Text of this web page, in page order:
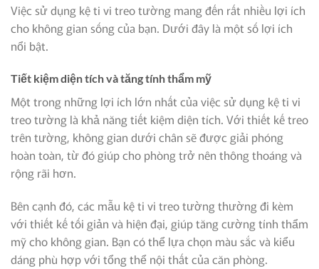
Việc sử dụng kệ ti vi treo tường mang đến rất nhiều lợi ích
cho không gian sống của bạn. Dưới đây là một số lợi ích
nổi bật.
Tiết kiệm diện tích và tăng tính thẩm mỹ
Một trong những lợi ích lớn nhất của việc sử dụng kệ ti vi
treo tường là khả năng tiết kiệm diện tích. Với thiết kế treo
trên tường, không gian dưới chân sẽ được giải phóng
hoàn toàn, từ đó giúp cho phòng trở nên thông thoáng và
rộng rãi hơn.
Bên cạnh đó, các mẫu kệ ti vi treo tường thường đi kèm
với thiết kế tối giản và hiện đại, giúp tăng cường tính thẩm
mỹ cho không gian. Bạn có thể lựa chọn màu sắc và kiểu
dáng phù hợp với tổng thể nội thất của căn phòng.